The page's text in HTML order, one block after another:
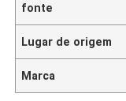
fonte
Lugar de origem
Marca